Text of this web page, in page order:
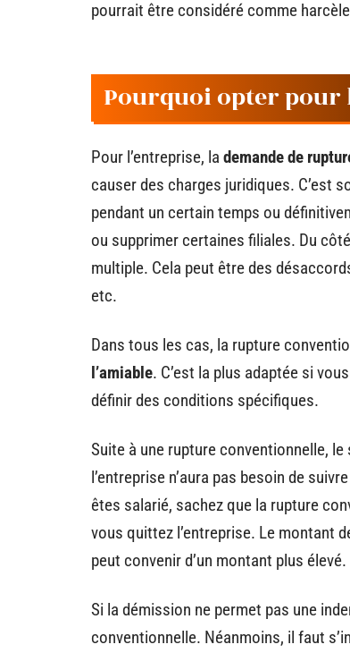
pourrait être considéré comme
Pourquoi opter
Pour l’entreprise, la demande de
causer des charges juridiques. C’est
pendant un certain temps ou
ou supprimer certaines filiales. Du
multiple. Cela peut être des
etc.
Dans tous les cas, la rupture
l’amiable. C’est la plus adaptée si
définir des conditions spécifiques.
Suite à une rupture conventionnelle,
l’entreprise n’aura pas besoin de
êtes salarié, sachez que la rupture
vous quittez l’entreprise. Le montant
peut convenir d’un montant plus élevé.
Si la démission ne permet pas une
conventionnelle. Néanmoins, il faut